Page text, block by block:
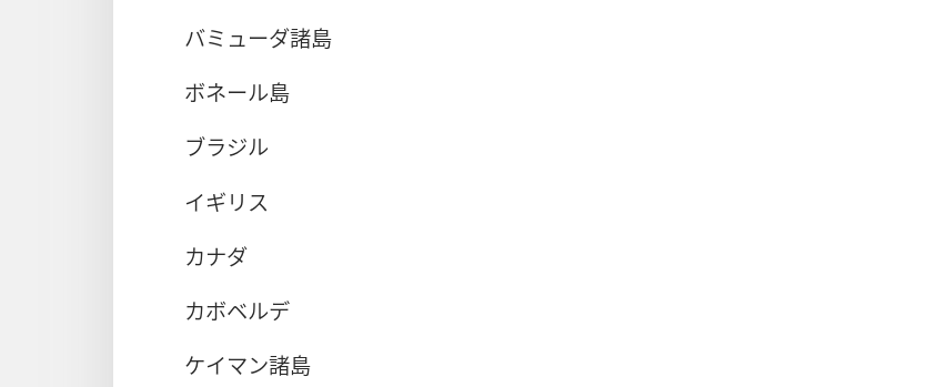
バミューダ諸島
ボネール島
ブラジル
イギリス
カナダ
カボベルデ
ケイマン諸島